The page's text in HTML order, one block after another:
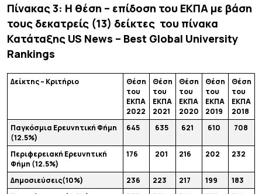
Πίνακας 3: Η θέση – επίδοση του ΕΚΠΑ με βάση
τους δεκατρείς (13) δείκτες του πίνακα
Κατάταξης US News – Best Global University
Rankings
Δείκτης – Κριτήριο
Θέση
του
ΕΚΠΑ
2022
Θέση
του
ΕΚΠΑ
2021
Θέση
του
ΕΚΠΑ
2020
Θέση
του
ΕΚΠΑ
2019
Θέση
του
ΕΚΠΑ
2018
Παγκόσμια Ερευνητική Φήμη
(12.5%)
645 635 621 610 708
Περιφερειακή Ερευνητική
Φήμη (12.5%)
176 201 216 202 232
Δημοσιεύσεις(10%) 236 223 217 199
183